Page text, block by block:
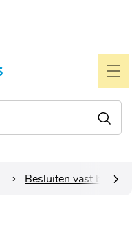
Besluiten vast bureau